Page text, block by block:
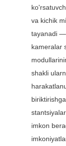
va kichik
tayanadi —
kameralar
shakli
imkon